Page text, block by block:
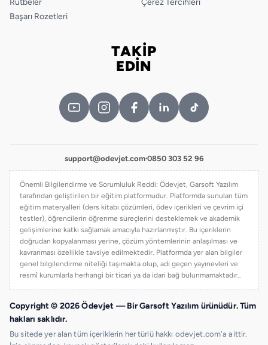
Rütbeler
Başarı Rozetleri
Çerez Tercihleri
TAKİP
EDİN
support@odevjet.com·0850 303 52 96
Önemli Bilgilendirme ve Sorumluluk Reddi: Ödevjet, Garsoft Yazılım
tarafından geliştirilen bir eğitim platformudur. Platformda sunulan tüm
eğitim materyalleri (ders kitabı çözümleri, ödev içerikleri ve çevrim içi
testler), öğrencilerin öğrenme süreçlerini desteklemek ve akademik
gelişimlerine katkı sağlamak amacıyla hazırlanmıştır. Bu içeriklerin
doğrudan kopyalanması yerine, çözüm yöntemlerinin anlaşılması ve
kavranması özellikle tavsiye edilmektedir. Platformda yer alan bilgiler
genel bilgilendirme niteliği taşımakta olup, adı geçen yayınevleri ve
resmî kurumlarla herhangi bir ticari ya da idari bağ bulunmamaktadır..
Copyright © 2026 Ödevjet — Bir Garsoft Yazılım ürünüdür. Tüm
hakları saklıdır.
Bu sitede yer alan tüm içeriklerin her türlü hakkı odevjet.com'a aittir.